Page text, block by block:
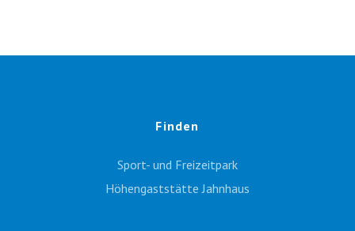
Finden
Sport- und Freizeitpark
Höhengaststätte Jahnhaus